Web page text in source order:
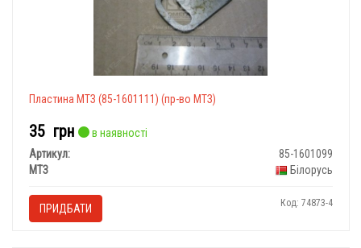
Пластина МТЗ (85-1601111) (пр-во МТЗ)
35 грн
в наявності
Артикул:
85-1601099
МТЗ
Білорусь
ПРИДБАТИ Код: 74873-4